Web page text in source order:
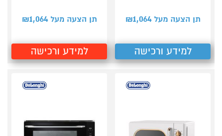
תן הצעה מעל ₪ 1,064
למידע ורכישה
תן הצעה מעל ₪ 1,064
למידע ורכישה